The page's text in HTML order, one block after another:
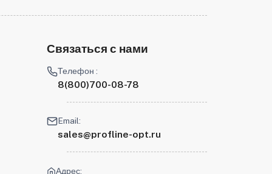
Связаться с нами
Телефон :
8(800)700-08-78
Email:
sales@profline-opt.ru
Адрес: